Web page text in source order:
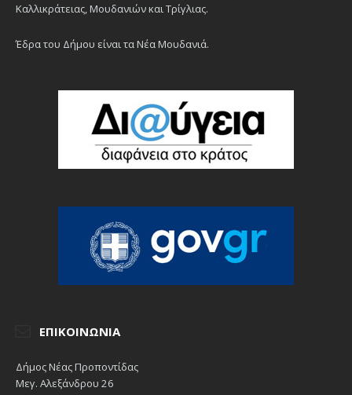
Καλλικράτειας, Μουδανιών και Τρίγλιας.
Έδρα του Δήμου είναι τα Νέα Μουδανιά.
ΕΠΙΚΟΙΝΩΝΊΑ
Δήμος Νέας Προποντίδας
Μεγ. Αλεξάνδρου 26